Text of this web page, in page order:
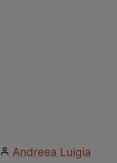
Andreea Luigia